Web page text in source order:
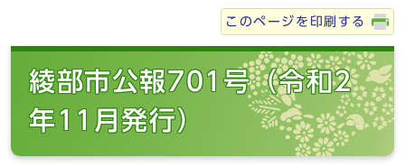
このページを印刷する
綾部市公報701号（令和2
年11月発行）